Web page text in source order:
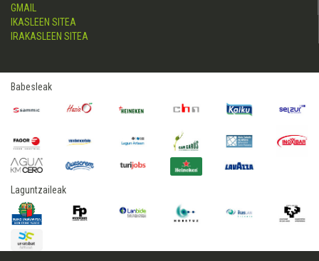
GMAIL
IKASLEEN SITEA
IRAKASLEEN SITEA
Babesleak
Laguntzaileak